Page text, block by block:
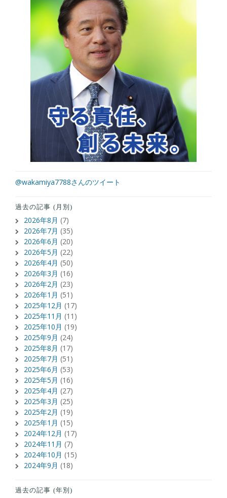
@wakamiya7788さんのツイート
過去の記事 (月別)
2026年8月 (7)
2026年7月 (35)
2026年6月 (20)
2026年5月 (22)
2026年4月 (50)
2026年3月 (16)
2026年2月 (23)
2026年1月 (51)
2025年12月 (17)
2025年11月 (11)
2025年10月 (19)
2025年9月 (24)
2025年8月 (17)
2025年7月 (51)
2025年6月 (53)
2025年5月 (16)
2025年4月 (27)
2025年3月 (25)
2025年2月 (19)
2025年1月 (15)
2024年12月 (17)
2024年11月 (7)
2024年10月 (15)
2024年9月 (18)
過去の記事 (年別)